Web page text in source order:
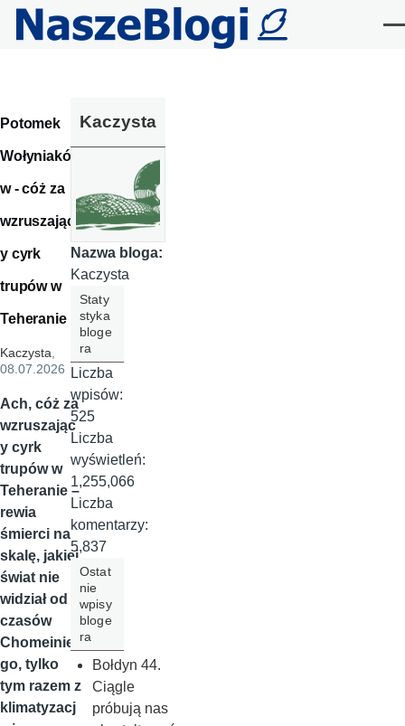
Przejdź do treści
Potomek
Wołyniakó
w - cóż za
wzruszając
y cyrk
trupów w
Teheranie
Kaczysta,
08.07.2026
Ach, cóż za
wzruszając
y cyrk
trupów w
Teheranie –
rewia
śmierci na
skalę, jakiej
świat nie
widział od
czasów
Chomeinie
go, tylko
tym razem z
klimatyzacj
Kaczysta
Nazwa bloga:
Kaczysta
Staty
styka
bloge
ra
Liczba
wpisów:
525
Liczba
wyświetleń:
1,255,066
Liczba
komentarzy:
5,837
Ostat
nie
wpisy
bloge
ra
Bołdyn 44.
Ciągle
próbują nas